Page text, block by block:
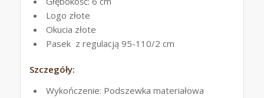
Logo złote
Okucia złote
Pasek z regulacją 95-110/2 cm
Szczegóły:
Wykończenie: Podszewka materiałowa